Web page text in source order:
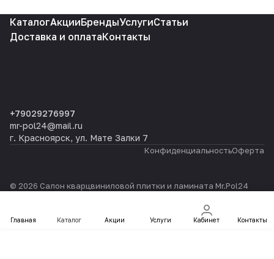
Главная Каталог Акции Услуги Кабинет Контакты
КаталогАкцииБрендыУслугиСтатьи
Доставка и оплатаКонтакты
+79029276997
mr-pol24@mail.ru
г. Красноярск, ул. Мате Залки 7
КонфиденциальностьОферта
© 2026 Салон кварцвиниловой плитки и ламината Mr.Pol24